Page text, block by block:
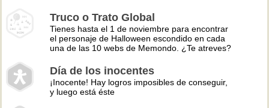
Truco o Trato Global
Tienes hasta el 1 de noviembre para encontrar
el personaje de Halloween escondido en cada
una de las 10 webs de Memondo. ¿Te atreves?
Día de los inocentes
¡Inocente! Hay logros imposibles de conseguir,
y luego está éste